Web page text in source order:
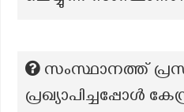
സംസ്ഥാനത്ത്
പ്രഖ്യാപിച്ചപ്പോൾ